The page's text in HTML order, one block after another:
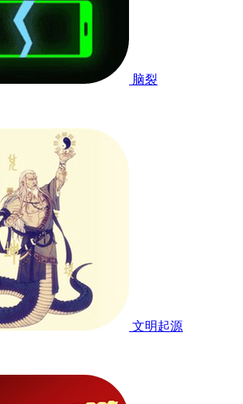
脑裂
文明起源